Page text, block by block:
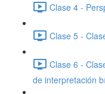
Clase 4 -
Clase 5 -
Clase 6 -
de interpretación